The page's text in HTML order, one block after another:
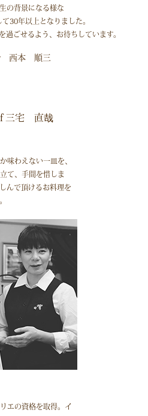
の背景になる様な
30年以上となりました。
過ごせるよう、お待ちしています。
西本 順三
味わえない一皿を、
て、手間を惜しま
んで頂けるお料理を
エの資格を取得。イ